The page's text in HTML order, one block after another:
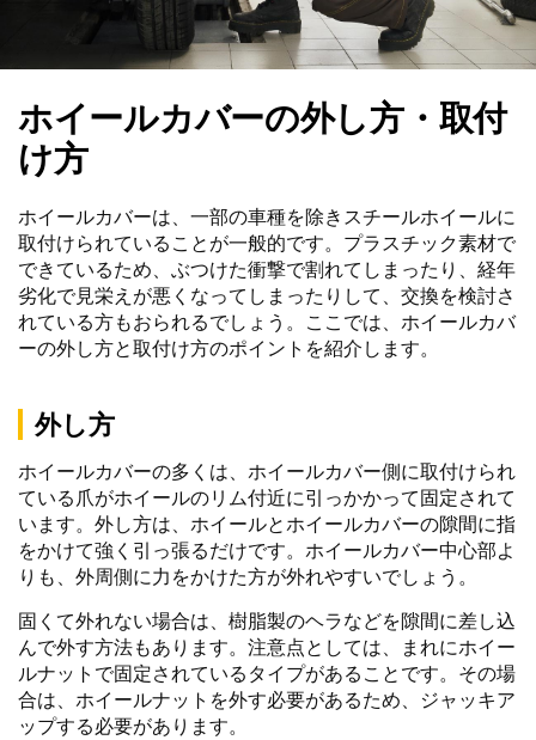
ホイールカバーの外し方・取付
け方
ホイールカバーは、一部の車種を除きスチールホイールに
取付けられていることが一般的です。プラスチック素材で
できているため、ぶつけた衝撃で割れてしまったり、経年
劣化で見栄えが悪くなってしまったりして、交換を検討さ
れている方もおられるでしょう。ここでは、ホイールカバ
ーの外し方と取付け方のポイントを紹介します。
外し方
ホイールカバーの多くは、ホイールカバー側に取付けられ
ている爪がホイールのリム付近に引っかかって固定されて
います。外し方は、ホイールとホイールカバーの隙間に指
をかけて強く引っ張るだけです。ホイールカバー中心部よ
りも、外周側に力をかけた方が外れやすいでしょう。
固くて外れない場合は、樹脂製のヘラなどを隙間に差し込
んで外す方法もあります。注意点としては、まれにホイー
ルナットで固定されているタイプがあることです。その場
合は、ホイールナットを外す必要があるため、ジャッキア
ップする必要があります。